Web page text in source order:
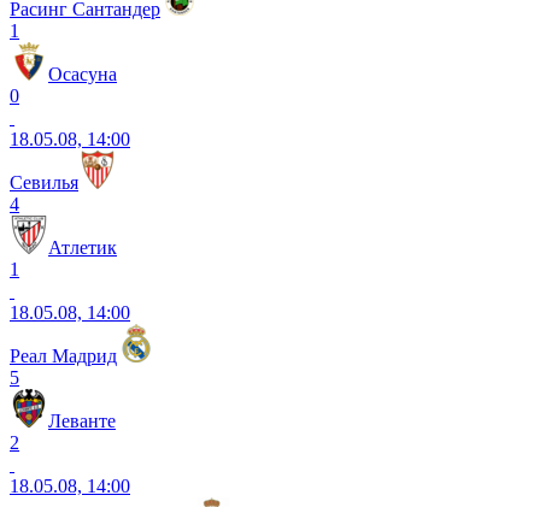
Расинг Сантандер
1
Осасуна
0
18.05.08, 14:00
Севилья
4
Атлетик
1
18.05.08, 14:00
Реал Мадрид
5
Леванте
2
18.05.08, 14:00